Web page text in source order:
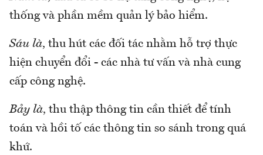
thống và phần mềm quản lý bảo hiểm.
Sáu là, thu hút các đối tác nhằm hỗ trợ thực
hiện chuyển đổi - các nhà tư vấn và nhà cung
cấp công nghệ.
Bảy là, thu thập thông tin cần thiết để tính
toán và hồi tố các thông tin so sánh trong quá
khứ.